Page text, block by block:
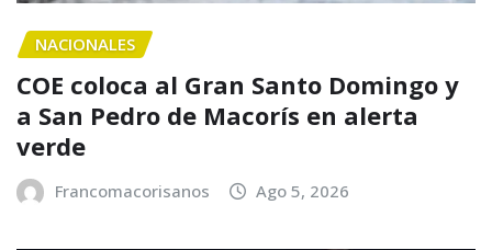
NACIONALES
COE coloca al Gran Santo Domingo y
a San Pedro de Macorís en alerta
verde
Francomacorisanos Ago 5, 2026